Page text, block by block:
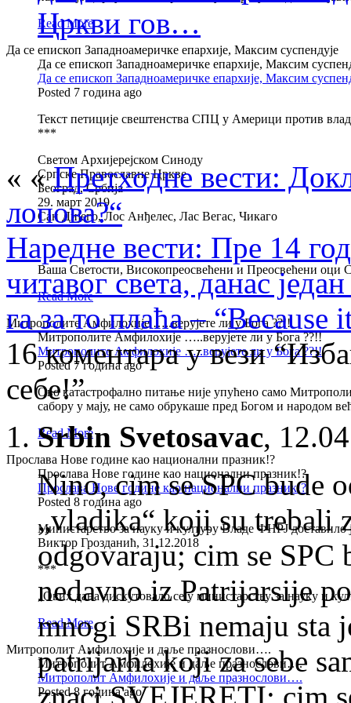
Read More
Да се епископ Западноамеричке епархије, Максим суспендује
Да се епископ Западноамеричке епархије, Максим
Да се епископ Западноамеричке епархије, Максим
Posted 7 година ago
Текст петиције свештенства СПЦ у Америци против
***
Светом Архијерејском Синоду
Српске Православне Цркве
Београд, Србија
29. март 2019
Сан Дијего, Лос Анђелес, Лас Вегас, Чикаго
Вашa Светости, Високопреосвећени и Преосвећени оци
Read More
Митрополите Амфилохије …..верујете ли у Бога ??!!
Митрополите Амфилохије …..верујете ли у Бога ??!!
Митрополите Амфилохије …..верујете ли у Бога ??!!
Posted 7 година ago
Ово катастрофално питање није упућено само
сабору у мају, не само обрукаше пред Богом и народом
Read More
Прослава Нове године као национални празник!?
Прослава Нове године као национални празник!?
Прослава Нове године као национални празник!?
Posted 8 година ago
Министарство за науку и културу Владе ФНРЈ доставило
Виктор Грозданић, 31.12.2018
***
„Ових дана дискутовало се у министарству за науку и
Read More
Митрополит Амфилохије и даље празнослови….
Митрополит Амфилохије и даље празнослови….
Митрополит Амфилохије и даље празнослови….
Posted 8 година ago
Цркви гов…
« «Претходне вести:
лопова?“
Наредне вести: Пре 14
читавог света, данас
га за то плаћа – “Because
16 коментара у вези
себе!”
Srbin Svetosavac,
Nino, cim se SPC bude
„vladika“ koji su trebali
odgovaraju; cim se
nedavno iz Patrijarsije
mnogi SRBi nemaju sta
patrijarha koji za sebe
znaci SVEJERETI; cim